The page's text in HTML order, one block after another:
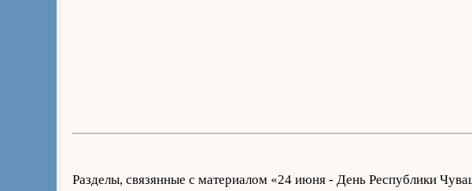
Разделы, связянные с материалом «24 июня - День Республики